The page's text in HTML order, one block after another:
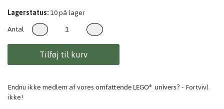
Lagerstatus:10 på lager
Antal
Tilføj til kurv
Endnu ikke medlem af vores omfattende LEGO® univers? - Fortvivl
ikke!